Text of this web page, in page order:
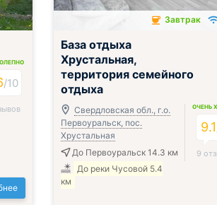
/10
Завтрак включён
Завтрак
База отдыха
Хрустальная,
территория семейного
отдыха
Свердловская обл., г.о.
Первоуральск, пос.
Хрустальная
До Первоуральск 14.3 км
До реки Чусовой 5.4
км
ОЧЕНЬ
9.1
9